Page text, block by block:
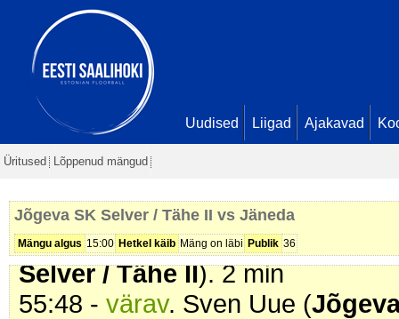
Uudised Liigad Ajakavad
Üritused Lõppenud mängud
Jõgeva SK Selver / Tähe II vs Jäneda
Mängu algus 15:00 Hetkel käib Mäng on läbi Publik 36
49:42 -
värav
49:51 -värav
Andreas Õun. Seis
52:12 - värav . Kaspar Virkus (
Hans Kristjan Nurmik. Seis14 - 3
/ Tähe II). 2 min
54:48 -karistus (219 -
Selver / Tähe II). 2 min
55:48 - värav. Sven Uue (